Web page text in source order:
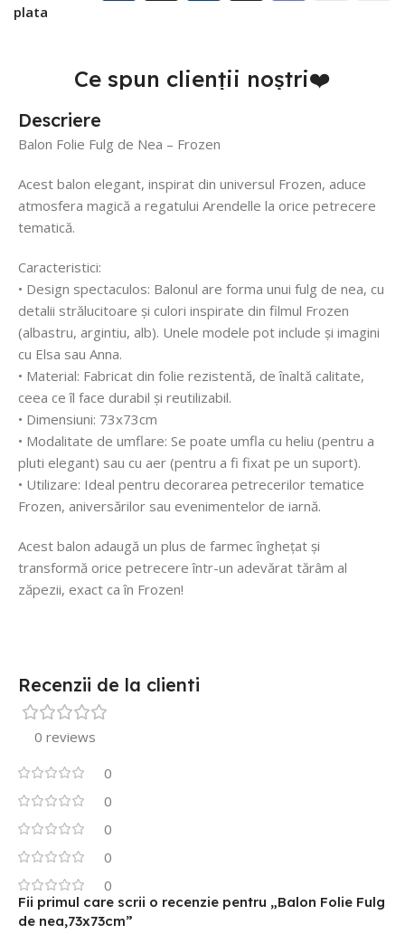
plata
Ce spun clienții noștri❤️
Descriere
Balon Folie Fulg de Nea – Frozen
Acest balon elegant, inspirat din universul Frozen, aduce
atmosfera magică a regatului Arendelle la orice petrecere
tematică.
Caracteristici:
• Design spectaculos: Balonul are forma unui fulg de nea, cu
detalii strălucitoare și culori inspirate din filmul Frozen
(albastru, argintiu, alb). Unele modele pot include și imagini
cu Elsa sau Anna.
• Material: Fabricat din folie rezistentă, de înaltă calitate,
ceea ce îl face durabil și reutilizabil.
• Dimensiuni: 73x73cm
• Modalitate de umflare: Se poate umfla cu heliu (pentru a
pluti elegant) sau cu aer (pentru a fi fixat pe un suport).
• Utilizare: Ideal pentru decorarea petrecerilor tematice
Frozen, aniversărilor sau evenimentelor de iarnă.
Acest balon adaugă un plus de farmec înghețat și
transformă orice petrecere într-un adevărat tărâm al
zăpezii, exact ca în Frozen!
Recenzii de la clienti
0 reviews
0
0
0
0
0
Fii primul care scrii o recenzie pentru „Balon Folie Fulg
de nea,73x73cm”